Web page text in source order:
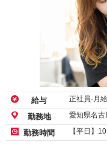
給与 正社員-月給
勤務地 愛知県名古
勤務時間